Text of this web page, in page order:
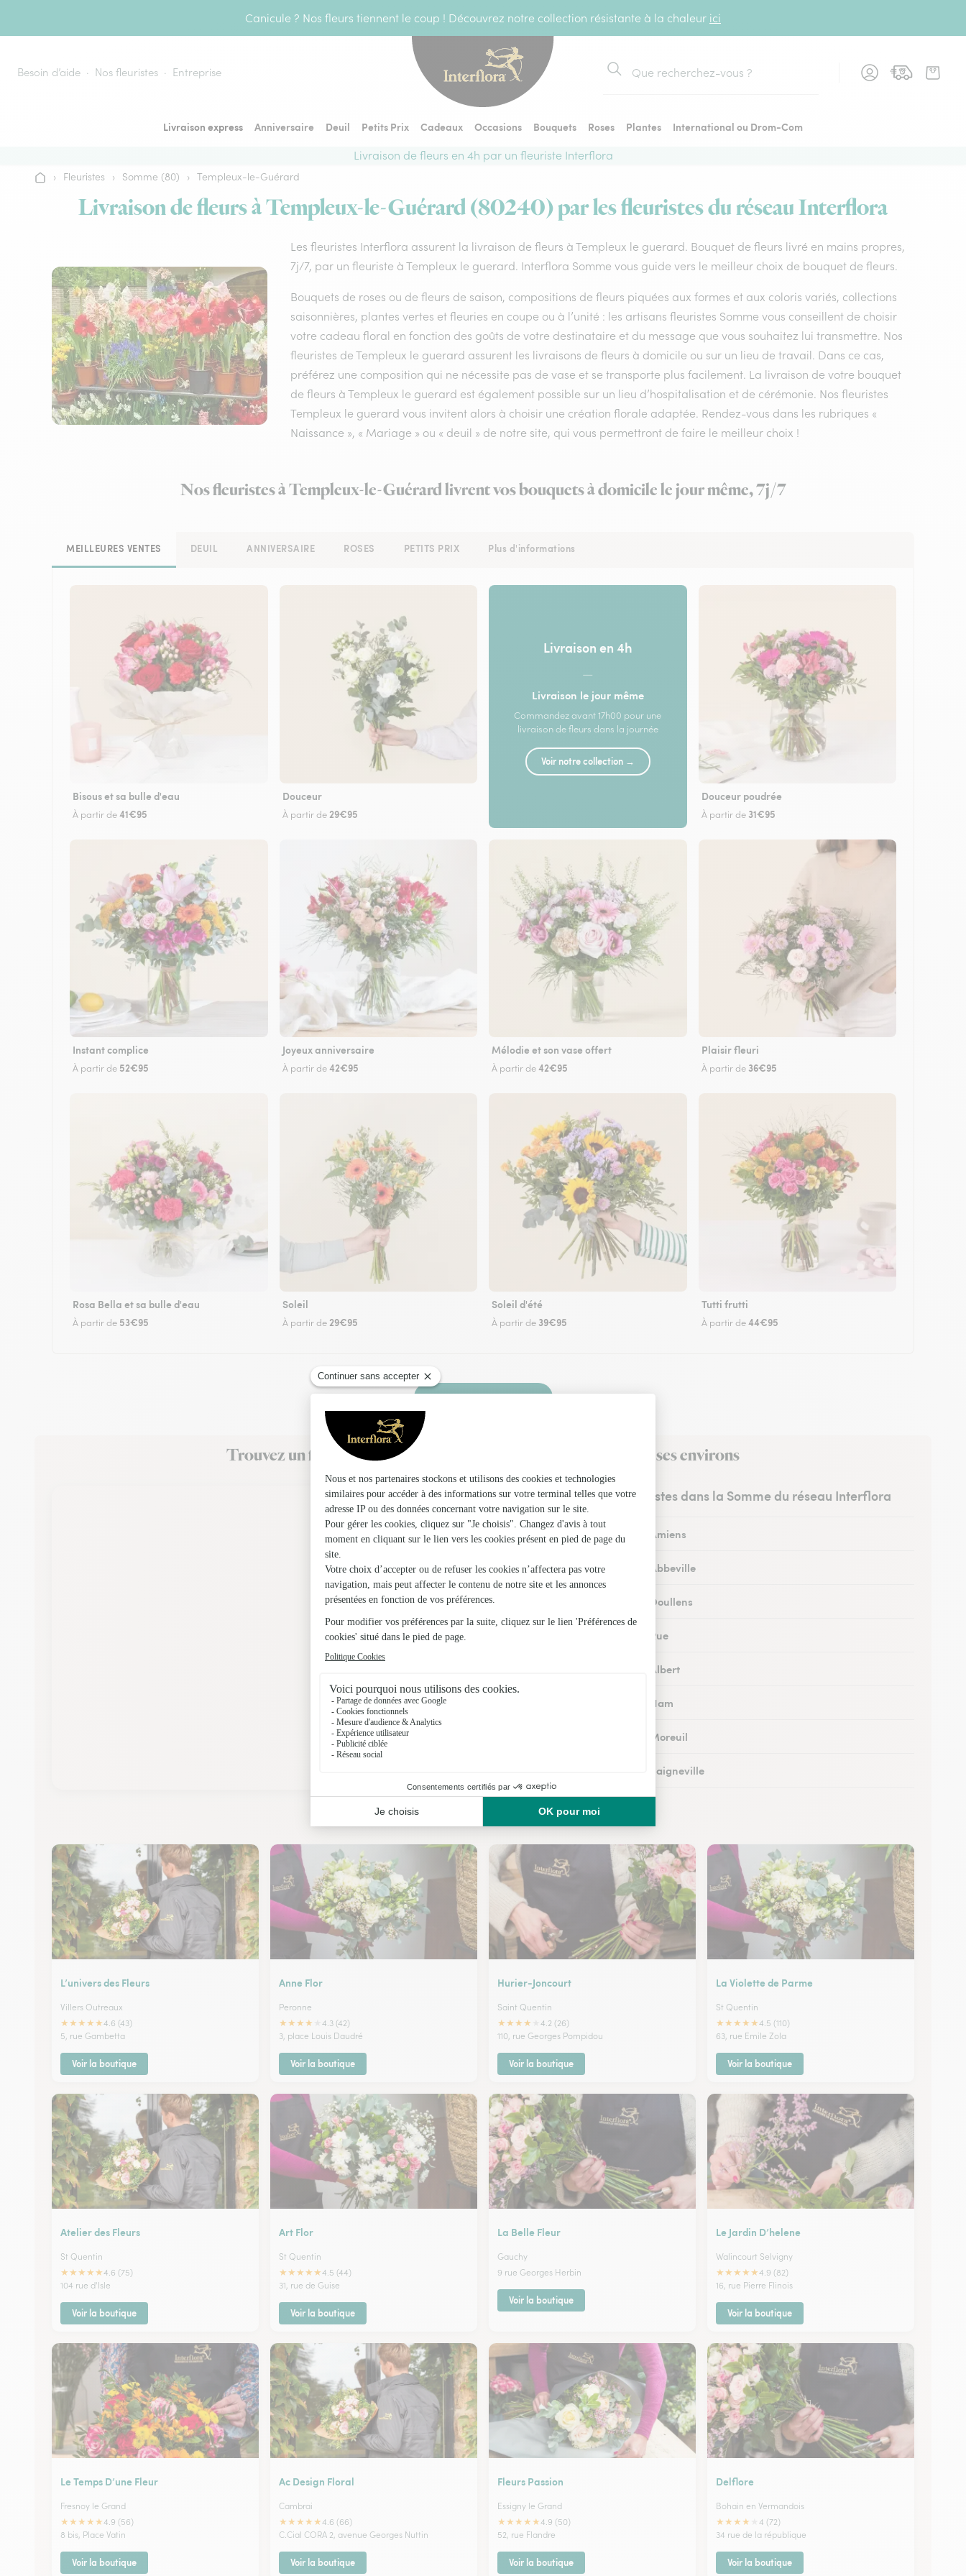
Canicule ? Nos fleurs tiennent le coup ! Découvrez notre collection résistante à la chaleur ici
Besoin d’aide Nos fleuristes Entreprise
Rechercher
Livraison express Anniversaire Deuil Petits Prix Cadeaux Occasions Bouquets Roses Plantes
International ou Drom-Com
Livraison de fleurs en 4h par un fleuriste Interflora
Accueil
› Fleuristes › Somme (80) › Templeux-le-Guérard
Livraison de fleurs à Templeux-le-Guérard (80240) par les fleuristes du réseau Interflora
Les fleuristes Interflora assurent la livraison de fleurs à Templeux le guerard. Bouquet de fleurs livré en mains propres,
7j/7, par un fleuriste à Templeux le guerard. Interflora Somme vous guide vers le meilleur choix de bouquet de fleurs.
Bouquets de roses ou de fleurs de saison, compositions de fleurs piquées aux formes et aux coloris variés, collections
saisonnières, plantes vertes et fleuries en coupe ou à l’unité : les artisans fleuristes Somme vous conseillent de choisir
votre cadeau floral en fonction des goûts de votre destinataire et du message que vous souhaitez lui transmettre. Nos
fleuristes de Templeux le guerard assurent les livraisons de fleurs à domicile ou sur un lieu de travail. Dans ce cas,
préférez une composition qui ne nécessite pas de vase et se transporte plus facilement. La livraison de votre bouquet
de fleurs à Templeux le guerard est également possible sur un lieu d’hospitalisation et de cérémonie. Nos fleuristes
Templeux le guerard vous invitent alors à choisir une création florale adaptée. Rendez-vous dans les rubriques «
Naissance », « Mariage » ou « deuil » de notre site, qui vous permettront de faire le meilleur choix !
Nos fleuristes à Templeux-le-Guérard livrent vos bouquets à domicile le jour même, 7j/7
MEILLEURES VENTES DEUIL ANNIVERSAIRE ROSES PETITS PRIX Plus d'informations
Bisous et sa bulle d'eau
À partir de41€95
Douceur
À partir de 29€95
Livraison en 4h
—
Livraison le jour même
Commandez avant 17h00 pour une
livraison de fleurs dans la journée
Voir notre collection →
Douceur poudrée
À partir de 31€95
Instant complice
À partir de 52€95
Joyeux anniversaire
À partir de42€95
Mélodie et son vase offert
À partir de42€95
Plaisir fleuri
À partir de 36€95
Rosa Bella et sa bulle d'eau
À partir de 53€95
Soleil
À partir de 29€95
Soleil d'été
À partir de 39€95
Tutti frutti
À partir de44€95
Faire livrer des fleurs
Trouvez un fleuriste Interflora à Templeux-le-Guérard et dans ses environs
Les fleuristes dans la Somme du réseau Interflora
Fleuristes à Amiens
Fleuristes à Abbeville
Fleuristes à Doullens
Fleuristes à Rue
Fleuristes à Albert
Fleuristes à Ham
Fleuristes à Moreuil
Fleuristes à Saigneville
Nos fleuristes à Templeux-le-Guérard
L’univers des Fleurs
Villers Outreaux
★★★★★4.6 (43)
5, rue Gambetta
Voir la boutique
Anne Flor
Peronne
★★★★
4.3 (42)
3, place Louis Daudré
Voir la boutique
Hurier-Joncourt
Saint Quentin
★★★★
4.2 (26)
110, rue Georges Pompidou
Voir la boutique
La Violette de Parme
St Quentin
★★★★★4.5 (110)
63, rue Emile Zola
Voir la boutique
Atelier des Fleurs
St Quentin
★★★★★4.6 (75)
104 rue d'Isle
Voir la boutique
Art Flor
St Quentin
★★★★★4.5 (44)
31, rue de Guise
Voir la boutique
La Belle Fleur
Gauchy
9 rue Georges Herbin
Voir la boutique
Le Jardin D’helene
Walincourt Selvigny
★★★★★4.9 (82)
16, rue Pierre Flinois
Voir la boutique
Le Temps D’une Fleur
Fresnoy le Grand
★★★★★4.9 (56)
8 bis, Place Vatin
Voir la boutique
Ac Design Floral
Cambrai
★★★★★4.6 (66)
C.Cial CORA 2, avenue Georges Nuttin
Voir la boutique
Fleurs Passion
Essigny le Grand
★★★★★4.9 (50)
52, rue Flandre
Voir la boutique
Delflore
Bohain en Vermandois
★★★★
4 (72)
34 rue de la république
Voir la boutique